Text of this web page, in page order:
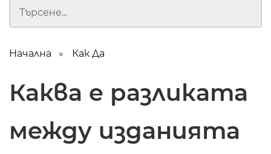
Начална Как Да
Каква е разликата
между изданията